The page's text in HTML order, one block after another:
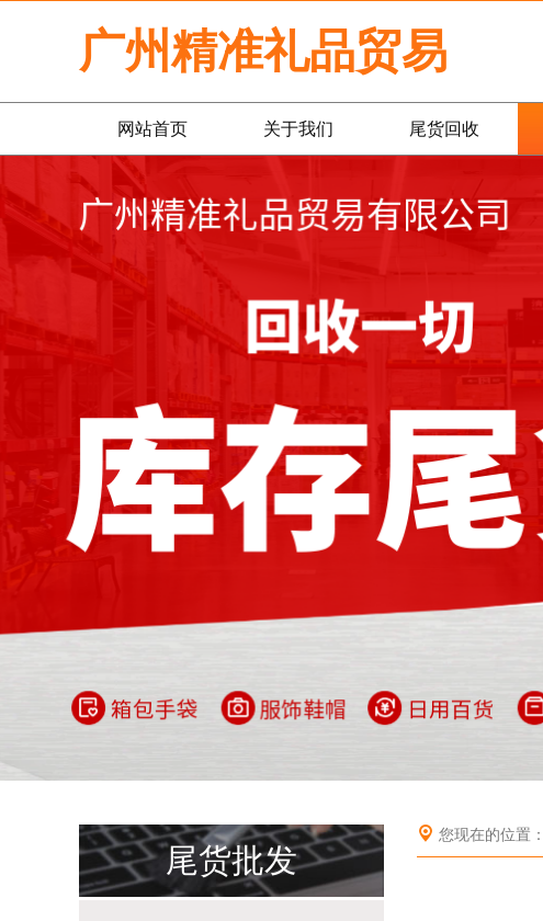
广州精准礼品贸易
网站首页 关于我们 尾货回收
尾货批发
您现在的位置：